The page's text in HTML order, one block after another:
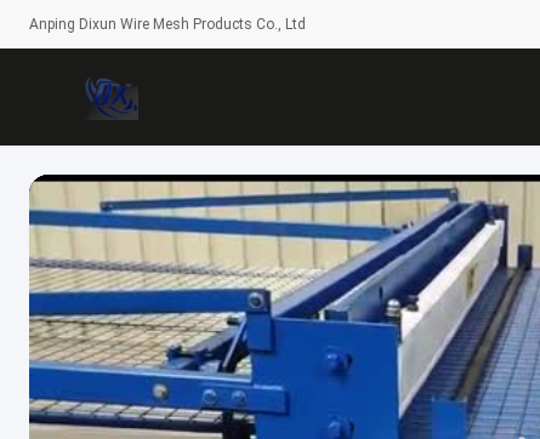
Anping Dixun Wire Mesh Products Co., Ltd